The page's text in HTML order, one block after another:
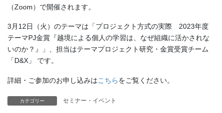
（Zoom）で開催されます。
3月12日（火）のテーマは「プロジェクト方式の実際 2023年度
テーマPJ金賞『越境による個人の学習は​、なぜ組織に活かされな
いのか？』」、担当はテーマプロジェクト研究・金賞受賞チーム
「D&X」 です。
詳細・ご参加のお申し込みはこちらをご覧ください。
カテゴリー セミナー・イベント